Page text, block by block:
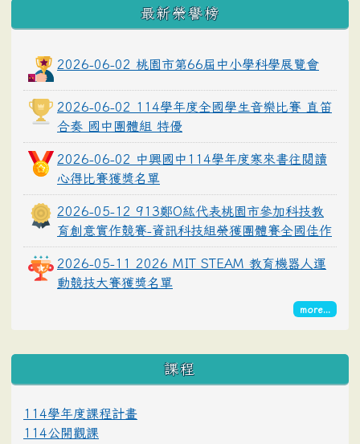
最新榮譽榜
2026-06-02 桃園市第66屆中小學科學展覽會
2026-06-02 114學年度全國學生音樂比賽 直笛
合奏 國中團體組 特優
2026-06-02 中興國中114學年度寒來書往閱讀
心得比賽獲獎名單
2026-05-12 913鄭O紘代表桃園市參加科技教
育創意實作競賽-資訊科技組榮獲團體賽全國佳作
2026-05-11 2026 MIT STEAM 教育機器人運
動競技大賽獲獎名單
more...
課程
114學年度課程計畫
114公開觀課